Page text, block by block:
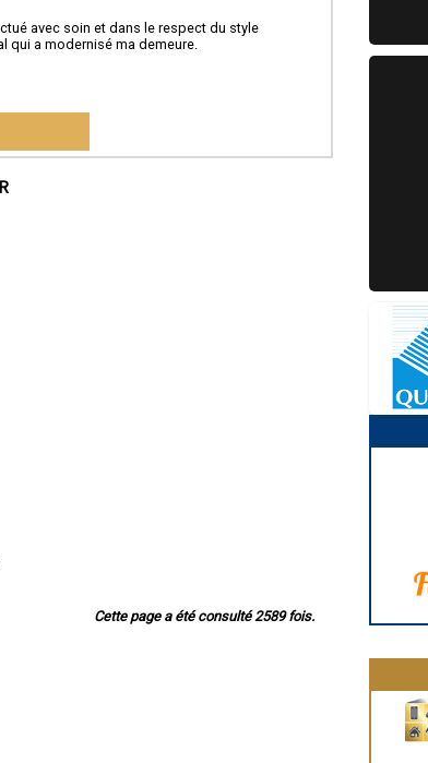
avec soin et dans le respect du style
qui a modernisé ma demeure.
Cette page a été consulté 2589 fois.